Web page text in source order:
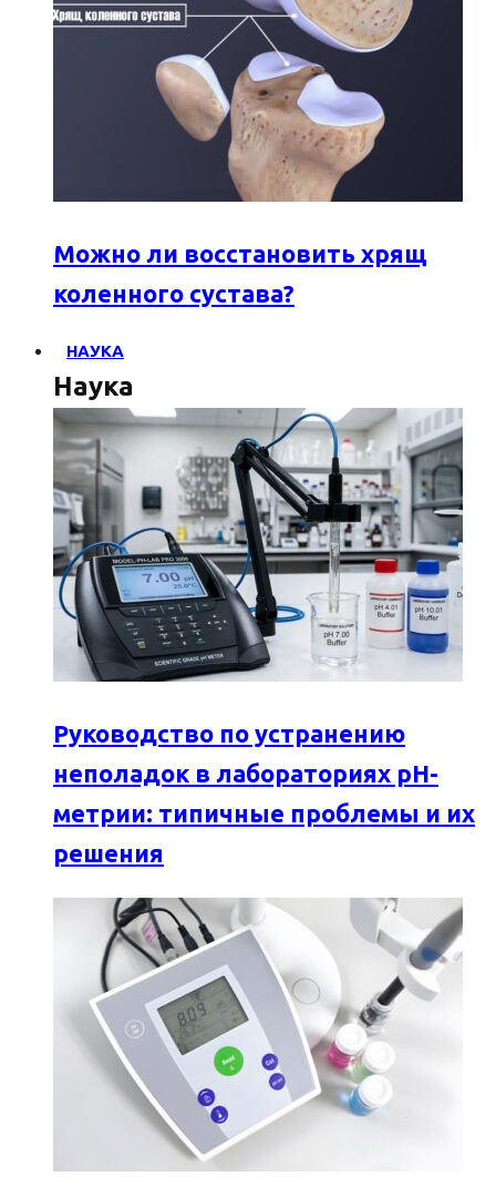
Можно ли восстановить хрящ
коленного сустава?
НАУКА
Наука
Руководство по устранению
неполадок в лабораториях pH-
метрии: типичные проблемы и их
решения